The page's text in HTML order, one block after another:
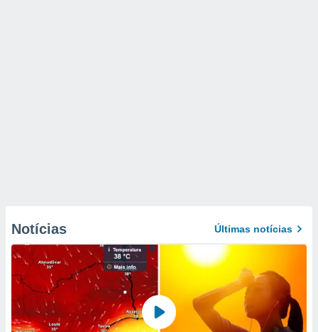
Notícias Últimas notícias